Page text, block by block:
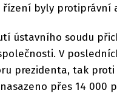
řízení byly protiprávní
ústavního soudu
V
prezidenta, tak
přes 14 000